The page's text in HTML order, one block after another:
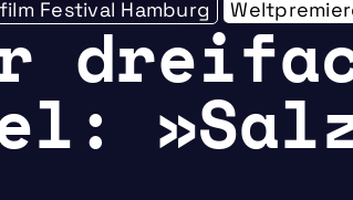
Festival Hamburg